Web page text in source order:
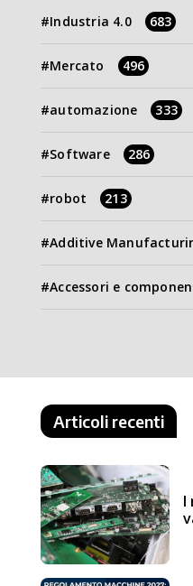
Industria 4.0 683
Mercato 496
automazione 333
Software 286
robot 213
Additive
Accessori e
Articoli recenti
I